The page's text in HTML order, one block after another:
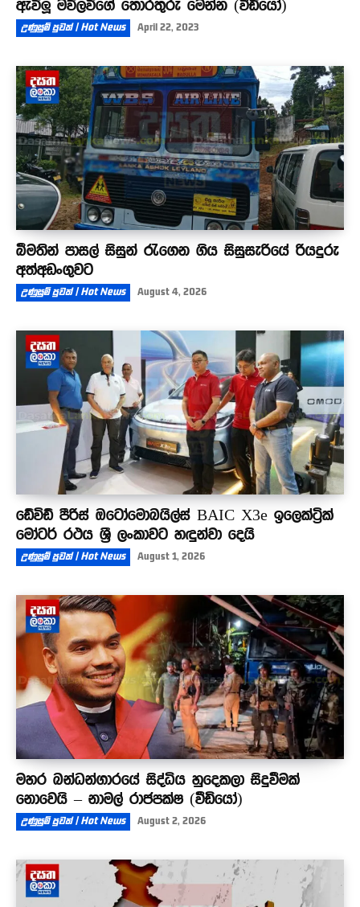
ඇවිලූ මව්ලවිගේ තොරතුරු මෙන්න (වීඩියෝ)
උණුසුම් පුවත් | Hot News April 22, 2023
බීමතින් පාසල් සිසුන් රැගෙන ගිය සිසුසැරියේ රියදුරු
අත්අඩංගුවට
උණුසුම් පුවත් | Hot News August 4, 2026
ඩේවිඩ් පීරිස් ඔටෝමොබයිල්ස් BAIC X3e ඉලෙක්ට්‍රික්
මෝටර් රථය ශ්‍රී ලංකාවට හඳුන්වා දෙයි
උණුසුම් පුවත් | Hot News August 1, 2026
මහර බන්ධන්ගාරයේ සිද්ධිය හුදෙකලා සිදුවීමක්
නොවෙයි – නාමල් රාජපක්ෂ (වීඩියෝ)
උණුසුම් පුවත් | Hot News August 2, 2026